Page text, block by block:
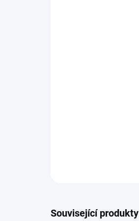
Související produkty